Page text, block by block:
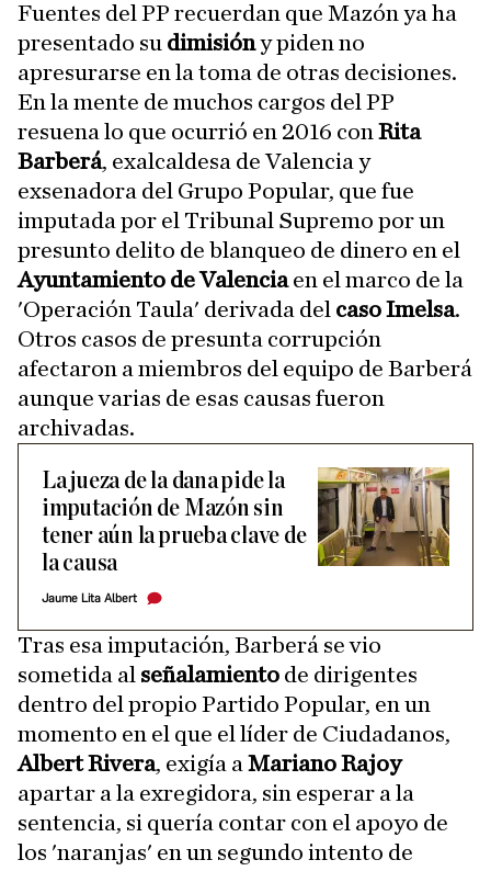
Fuentes del PP recuerdan que Mazón ya ha
presentado su dimisióny piden no
apresurarse en la toma de otras decisiones.
En la mente de muchos cargos del PP
resuena lo que ocurrió en 2016 con Rita
Barberá, exalcaldesa de Valencia y
exsenadora del Grupo Popular, que fue
imputada por el Tribunal Supremo por un
presunto delito de blanqueo de dinero en el
Ayuntamiento de Valenciaen el marco de la
'Operación Taula' derivada del caso Imelsa.
Otros casos de presunta corrupción
afectaron a miembros del equipo de Barberá
aunque varias de esas causas fueron
archivadas.
La jueza de la dana pide la
imputación de Mazón sin
tener aún la prueba clave de
la causa
Jaume Lita Albert
Tras esa imputación, Barberá se vio
sometida al señalamiento de dirigentes
dentro del propio Partido Popular, en un
momento en el que el líder de Ciudadanos,
Albert Rivera, exigía a Mariano Rajoy
apartar a la exregidora, sin esperar a la
sentencia, si quería contar con el apoyo de
los 'naranjas' en un segundo intento de